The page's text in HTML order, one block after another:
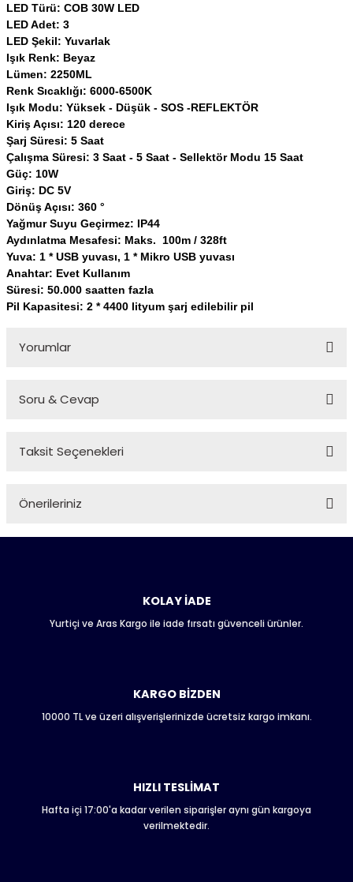
LED Türü: COB 30W LED
LED Adet: 3
LED Şekil: Yuvarlak
Işık Renk: Beyaz
Lümen: 2250ML
Renk Sıcaklığı: 6000-6500K
Işık Modu: Yüksek - Düşük - SOS -REFLEKTÖR
Kiriş Açısı: 120 derece
Şarj Süresi: 5 Saat
Çalışma Süresi: 3 Saat - 5 Saat - Sellektör Modu 15 Saat
Güç: 10W
Giriş: DC 5V
Dönüş Açısı: 360 °
Yağmur Suyu Geçirmez: IP44
Aydınlatma Mesafesi: Maks.
100m / 328ft
Yuva: 1 * USB yuvası, 1 * Mikro USB yuvası
Anahtar: Evet Kullanım
Süresi: 50.000 saatten fazla
Pil Kapasitesi: 2 * 4400 lityum şarj edilebilir pil
Yorumlar
Soru & Cevap
Ürün hakkında henüz soru sorulmamış.
Taksit Seçenekleri
Önerileriniz
Bu ürünün fiyat bilgisi, resim, ürün açıklamalarında ve diğer
Ürün resmi kalitesiz, bozuk veya görüntülenemiyor.
Ürün fiyatı diğer sitelerden daha pahalı.
Bu ürüne benzer farklı alternatifler olmalı.
Gönder
KOLAY İADE
Yurtiçi ve Aras Kargo ile iade fırsatı güvenceli ürünler.
KARGO BİZDEN
10000 TL ve üzeri alışverişlerinizde ücretsiz kargo imkanı.
HIZLI TESLİMAT
Hafta içi 17:00'a kadar verilen siparişler aynı gün kargoya
verilmektedir.